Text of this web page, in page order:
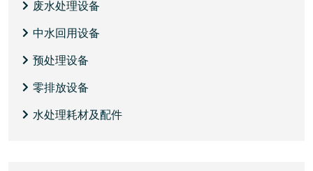
废水处理设备
中水回用设备
预处理设备
零排放设备
水处理耗材及配件